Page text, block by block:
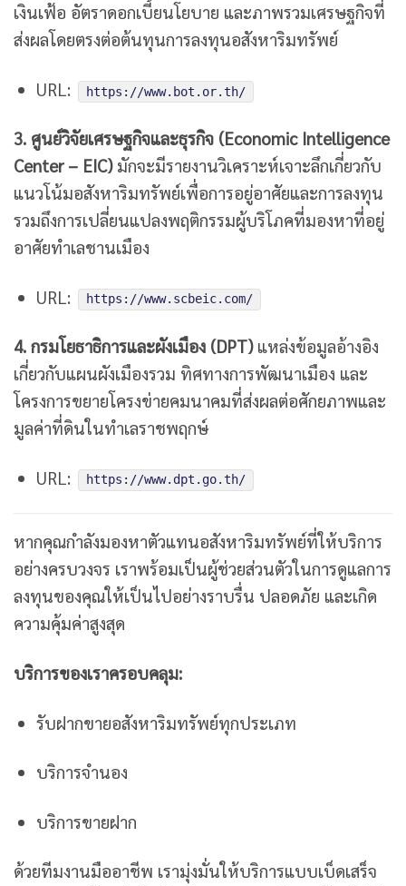
เงินเฟ้อ อัตราดอกเบี้ยนโยบาย และภาพรวมเศรษฐกิจที่
ส่งผลโดยตรงต่อต้นทุนการลงทุนอสังหาริมทรัพย์
URL: https://www.bot.or.th/
3. ศูนย์วิจัยเศรษฐกิจและธุรกิจ (Economic Intelligence
Center – EIC)มักจะมีรายงานวิเคราะห์เจาะลึกเกี่ยวกับ
แนวโน้มอสังหาริมทรัพย์เพื่อการอยู่อาศัยและการลงทุน
รวมถึงการเปลี่ยนแปลงพฤติกรรมผู้บริโภคที่มองหาที่อยู่
อาศัยทำเลชานเมือง
URL: https://www.scbeic.com/
4. กรมโยธาธิการและผังเมือง (DPT)แหล่งข้อมูลอ้างอิง
เกี่ยวกับแผนผังเมืองรวม ทิศทางการพัฒนาเมือง และ
โครงการขยายโครงข่ายคมนาคมที่ส่งผลต่อศักยภาพและ
มูลค่าที่ดินในทำเลราชพฤกษ์
URL: https://www.dpt.go.th/
หากคุณกำลังมองหาตัวแทนอสังหาริมทรัพย์ที่ให้บริการ
อย่างครบวงจร เราพร้อมเป็นผู้ช่วยส่วนตัวในการดูแลการ
ลงทุนของคุณให้เป็นไปอย่างราบรื่น ปลอดภัย และเกิด
ความคุ้มค่าสูงสุด
บริการของเราครอบคลุม:
รับฝากขายอสังหาริมทรัพย์ทุกประเภท
บริการจำนอง
บริการขายฝาก
ด้วยทีมงานมืออาชีพ เรามุ่งมั่นให้บริการแบบเบ็ดเสร็จ